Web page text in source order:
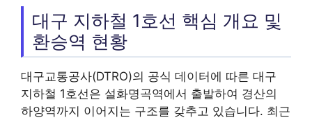
대구 지하철 1호선 핵심 개요 및
환승역 현황
대구교통공사(DTRO)의 공식 데이터에 따른 대구
지하철 1호선은 설화명곡역에서 출발하여 경산의
하양역까지 이어지는 구조를 갖추고 있습니다. 최근